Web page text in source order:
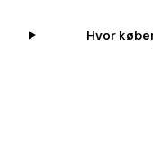
Hvor